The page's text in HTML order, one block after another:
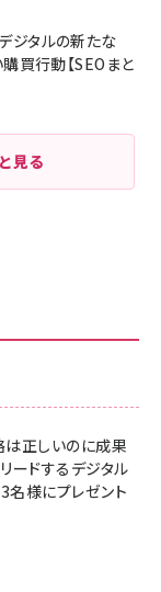
ジタルの新たな
購買行動【SEOまと
見る
は正しいのに成果
ードするデジタル
3名様にプレゼント